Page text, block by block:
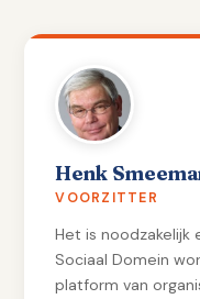
Henk
VOORZITTER
Het is noodzakelijk
Sociaal Domein
platform van